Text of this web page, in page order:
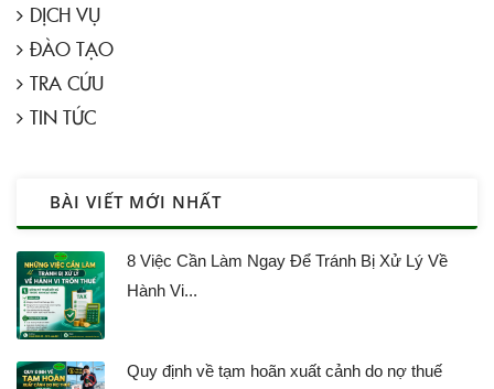
DỊCH VỤ
ĐÀO TẠO
TRA CỨU
TIN TỨC
BÀI VIẾT MỚI NHẤT
8 Việc Cần Làm Ngay Để Tránh Bị Xử Lý Về
Hành Vi...
Quy định về tạm hoãn xuất cảnh do nợ thuế